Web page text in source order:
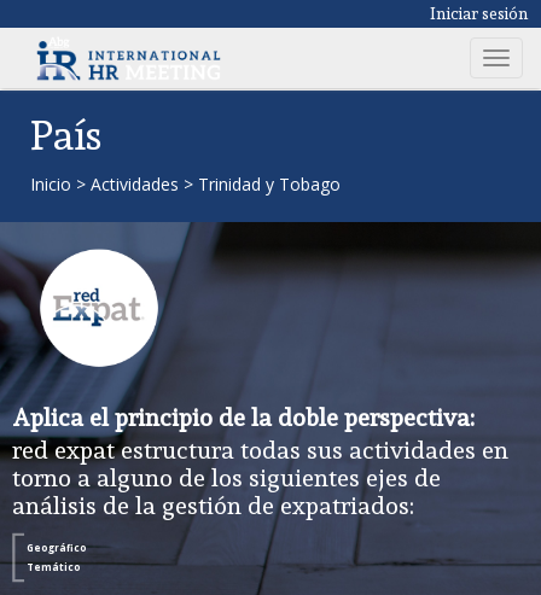
Iniciar sesión
T
o
n
o
País
Inicio > Actividades > Trinidad y Tobago
Aplica el principio de la doble perspectiva:
red expat estructura todas sus actividades en
torno a alguno de los siguientes ejes de
análisis de la gestión de expatriados:
Geográfico
Temático